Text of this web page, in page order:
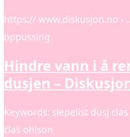
https:// www.diskusjon.no ›
oppussing
Hindre vann i å
dusjen –
Keywords: slepelist dusj
clas ohlson